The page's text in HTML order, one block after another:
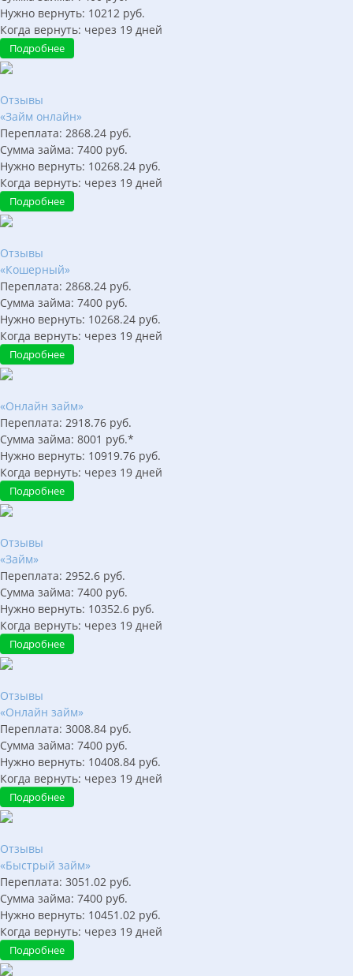
Нужно вернуть: 10212 руб.
Когда вернуть: через 19 дней
Подробнее
Отзывы
«Займ онлайн»
Переплата: 2868.24 руб.
Сумма займа: 7400 руб.
Нужно вернуть: 10268.24 руб.
Когда вернуть: через 19 дней
Подробнее
Отзывы
«Кошерный»
Переплата: 2868.24 руб.
Сумма займа: 7400 руб.
Нужно вернуть: 10268.24 руб.
Когда вернуть: через 19 дней
Подробнее
«Онлайн займ»
Переплата: 2918.76 руб.
Сумма займа: 8001 руб.*
Нужно вернуть: 10919.76 руб.
Когда вернуть: через 19 дней
Подробнее
Отзывы
«Займ»
Переплата: 2952.6 руб.
Сумма займа: 7400 руб.
Нужно вернуть: 10352.6 руб.
Когда вернуть: через 19 дней
Подробнее
Отзывы
«Онлайн займ»
Переплата: 3008.84 руб.
Сумма займа: 7400 руб.
Нужно вернуть: 10408.84 руб.
Когда вернуть: через 19 дней
Подробнее
Отзывы
«Быстрый займ»
Переплата: 3051.02 руб.
Сумма займа: 7400 руб.
Нужно вернуть: 10451.02 руб.
Когда вернуть: через 19 дней
Подробнее